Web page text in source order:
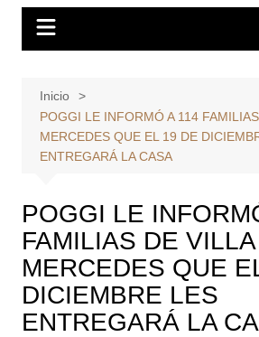
Inicio
POGGI LE INFORMÓ A 114
MERCEDES QUE EL 19 DE
ENTREGARÁ LA CASA
POGGI LE
FAMILIAS DE VILLA
MERCEDES QUE
DICIEMBRE LES
ENTREGARÁ LA